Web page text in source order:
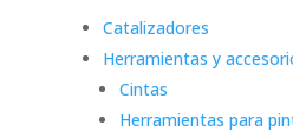
Catalizadores
Herramientas y
Cintas
Herramientas para